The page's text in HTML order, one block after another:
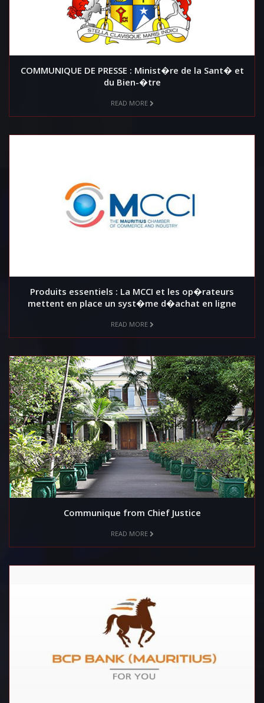
COMMUNIQUE DE PRESSE : Minist�re de la Sant� et
du Bien-�tre
READ MORE
Produits essentiels : La MCCI et les op�rateurs
mettent en place un syst�me d�achat en ligne
READ MORE
Communique from Chief Justice
READ MORE